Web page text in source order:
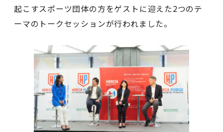
起こすスポーツ団体の方をゲストに迎えた2つのテ
ーマのトークセッションが行われました。